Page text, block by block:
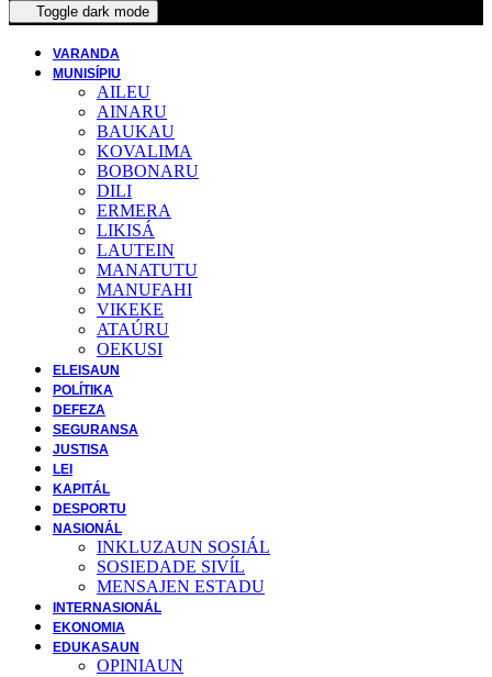
Toggle dark mode
VARANDA
MUNISÍPIU
AILEU
AINARU
BAUKAU
KOVALIMA
BOBONARU
DILI
ERMERA
LIKISÁ
LAUTEIN
MANATUTU
MANUFAHI
VIKEKE
ATAÚRU
OEKUSI
ELEISAUN
POLÍTIKA
DEFEZA
SEGURANSA
JUSTISA
LEI
KAPITÁL
DESPORTU
NASIONÁL
INKLUZAUN SOSIÁL
SOSIEDADE SIVĺL
MENSAJEN ESTADU
INTERNASIONÁL
EKONOMIA
EDUKASAUN
OPINIAUN